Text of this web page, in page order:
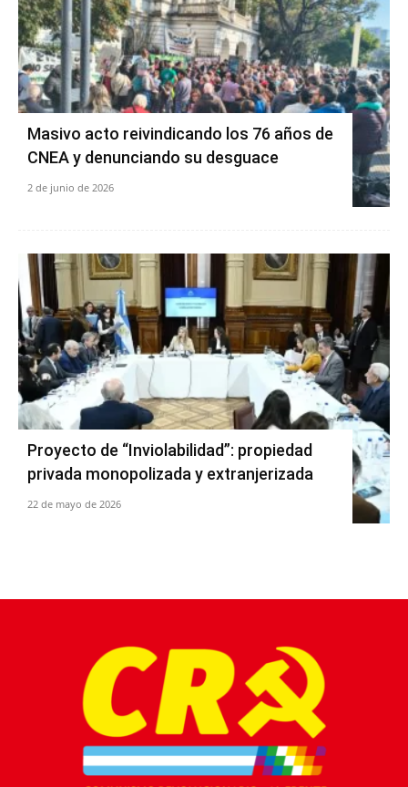
Masivo acto reivindicando los 76 años de
CNEA y denunciando su desguace
2 de junio de 2026
Proyecto de “Inviolabilidad”: propiedad
privada monopolizada y extranjerizada
22 de mayo de 2026